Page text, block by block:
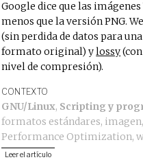
Google dice que las
menos que la versión PNG.
(sin perdida de datos para
formato original) ylossy
nivel de compresión).
CONTEXTO
GNU/Linux, Scripting y
formatos estándares, imagen
Performance Optimization,
Leer el artículo